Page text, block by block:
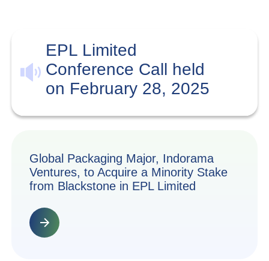
EPL Limited
Conference Call held
on February 28, 2025
Global Packaging Major, Indorama
Ventures, to Acquire a Minority Stake
from Blackstone in EPL Limited